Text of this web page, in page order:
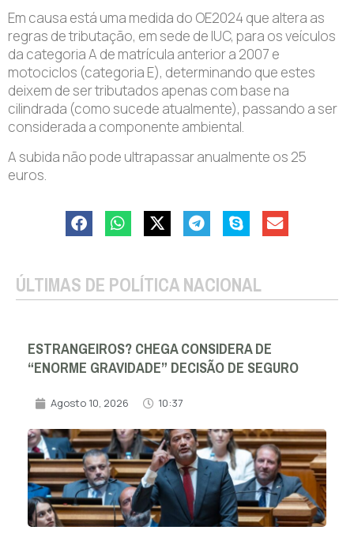
Em causa está uma medida do OE2024 que altera as
regras de tributação, em sede de IUC, para os veículos
da categoria A de matrícula anterior a 2007 e
motociclos (categoria E), determinando que estes
deixem de ser tributados apenas com base na
cilindrada (como sucede atualmente), passando a ser
considerada a componente ambiental.
A subida não pode ultrapassar anualmente os 25
euros.
ÚLTIMAS DE POLÍTICA NACIONAL
ESTRANGEIROS? CHEGA CONSIDERA DE
“ENORME GRAVIDADE” DECISÃO DE SEGURO
Agosto 10, 2026 10:37